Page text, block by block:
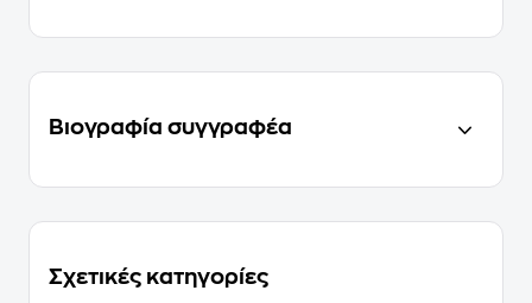
Βιογραφία συγγραφέα
Σχετικές κατηγορίες